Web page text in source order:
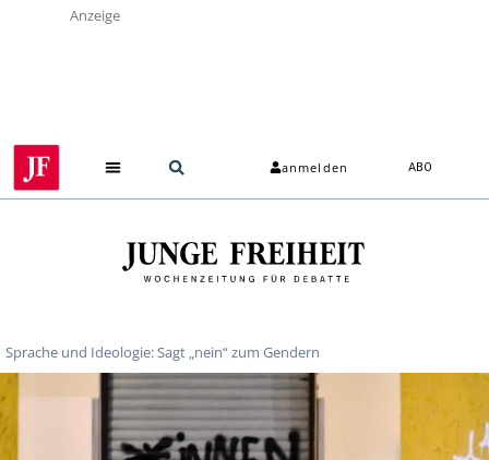
Anzeige
anmelden ABO
Sprache und Ideologie: Sagt „nein“ zum Gendern